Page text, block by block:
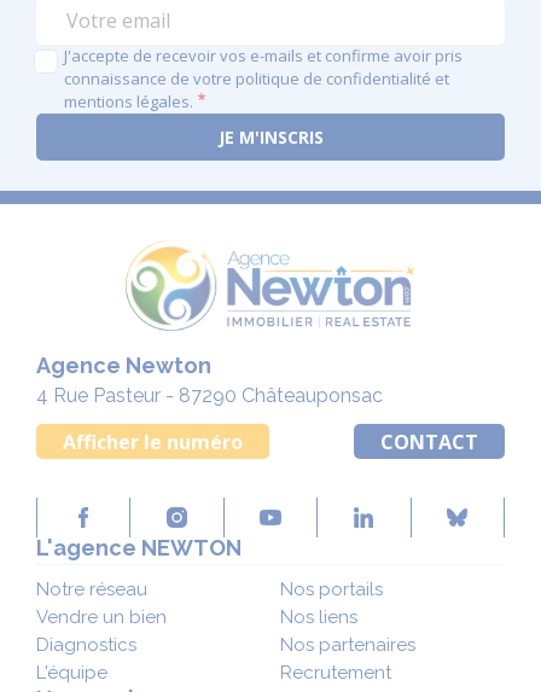
J'accepte de recevoir vos e-mails et confirme avoir pris
connaissance de votre politique de confidentialité et
mentions légales.
Agence Newton
4 Rue Pasteur - 87290 Châteauponsac
Afficher le numéro CONTACT
L'agence NEWTON
Notre réseau
Vendre un bien
Diagnostics
L'équipe
Nos portails
Nos liens
Nos partenaires
Recrutement